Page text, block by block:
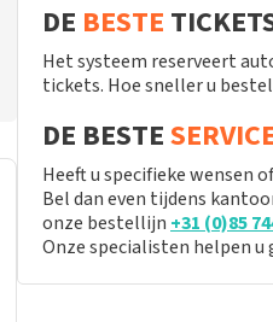
DE BESTE
Het systeem reserveert
tickets. Hoe sneller u
DE BESTE
Heeft u specifieke wensen
Bel dan even tijdens
onze bestellijn +31 (0)85
Onze specialisten helpen u